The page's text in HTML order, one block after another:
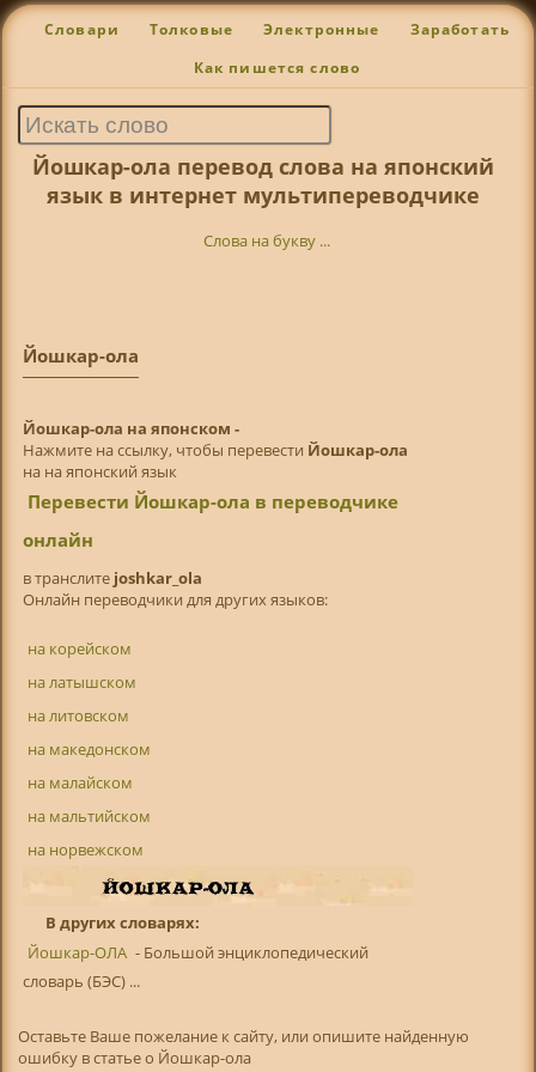
Словари Толковые Электронные Заработать
Как пишется слово
Йошкар-ола перевод слова на японский
язык в интернет мультипереводчике
Слова на букву ...
Йошкар-ола
Йошкар-ола на японском -
Нажмите на ссылку, чтобы перевести Йошкар-ола
на на японский язык
Перевести Йошкар-ола в переводчике
онлайн
в транслитe joshkar_ola
Онлайн переводчики для других языков:
на корейском
на латышском
на литовском
на македонском
на малайском
на мальтийском
на норвежском
В других словарях:
Йошкар-ОЛА - Большой энциклопедический
словарь (БЭС) ...
Оставьте Ваше пожелание к сайту, или опишите найденную
ошибку в статье о Йошкар-ола